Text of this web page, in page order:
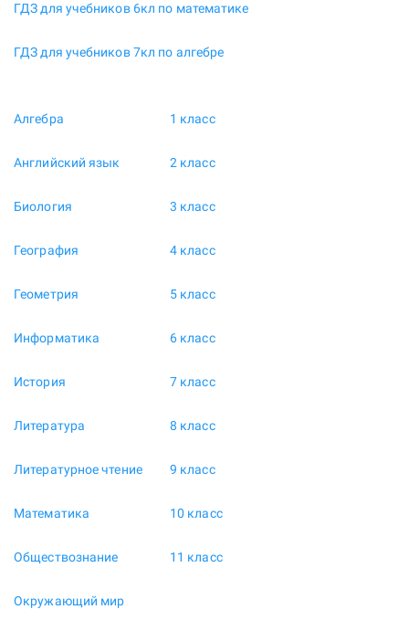
ГДЗ для учебников 6кл по математике
ГДЗ для учебников 7кл по алгебре
Алгебра
Английский язык
Биология
География
Геометрия
Информатика
История
Литература
Литературное чтение
Математика
Обществознание
Окружающий мир
1 класс
2 класс
3 класс
4 класс
5 класс
6 класс
7 класс
8 класс
9 класс
10 класс
11 класс